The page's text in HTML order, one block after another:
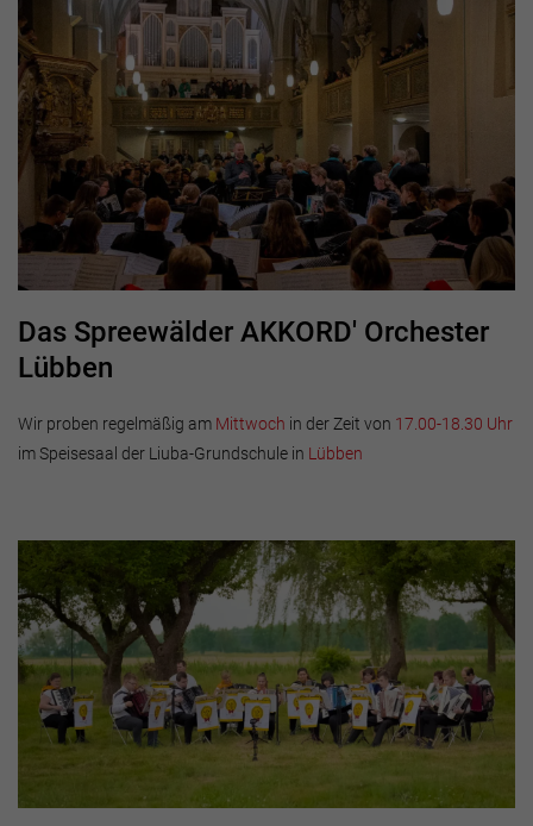
Das Spreewälder AKKORD' Orchester
Lübben
Wir proben regelmäßig am Mittwoch in der Zeit von 17.00-18.30 Uhr
im Speisesaal der Liuba-Grundschule in Lübben